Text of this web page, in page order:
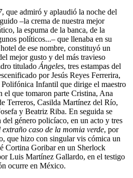
, que admiró y aplaudió la noche del
–la crema de nuestra mejor
la espuma de la banca, de la
políticos...– que llenaba en su
de ese nombre, constituyó un
mejor gusto y del más travieso
titulado Ángeles, tres estampas del
por Jesús Reyes Ferrerira,
Polifónica Infantil que dirige el maestro
el que tomaron parte Cristina, Ana
Terreros, Casilda Martínez del Río,
y Beatriz Riba. En seguida se
del género policíaco, en un acto y tres
extraño caso de la momia verde, por
que hizo con singular vis cómica un
Cortina Goribar en un Sherlock
Luis Martínez Gallardo, en el testigo
ocurre en México.